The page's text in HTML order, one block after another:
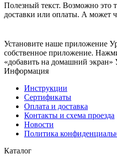
Полезный текст. Возможно это
доставки или оплаты. А может
Установите наше приложение
собственное приложение.
«добавить на домашний экран»
Информация
Инструкции
Сертификаты
Оплата и доставка
Контакты и схема проезда
Новости
Политика
Каталог